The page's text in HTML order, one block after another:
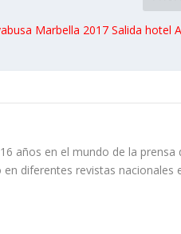
Marbella 2017 Salida hotel
años en el mundo de la prensa
diferentes revistas nacionales